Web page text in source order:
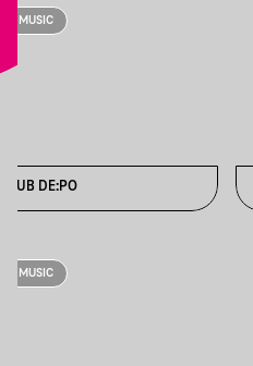
MUSIC
CLUB DE:PO
MUSIC